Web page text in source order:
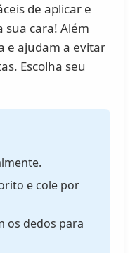
de aplicar e
sua cara! Além
e ajudam a evitar
Escolha seu
e cole por
os dedos para